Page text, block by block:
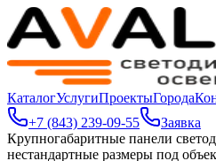
КаталогУслугиПроектыГорода
+7 (843) 239-09-55
Заявка
Крупногабаритные панели
нестандартные размеры под